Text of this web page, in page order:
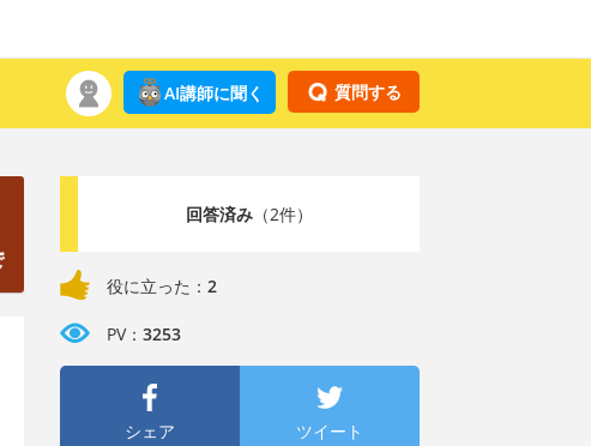
質問する
AI講師に聞く
回答済み（2件）
役に立った： 2
PV： 3253
シェア ツイート